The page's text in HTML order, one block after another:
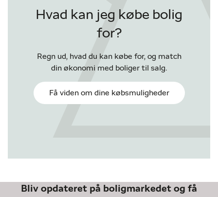
Hvad kan jeg købe bolig
for?
Regn ud, hvad du kan købe for, og match
din økonomi med boliger til salg.
Få viden om dine købsmuligheder
Bliv opdateret på boligmarkedet og få